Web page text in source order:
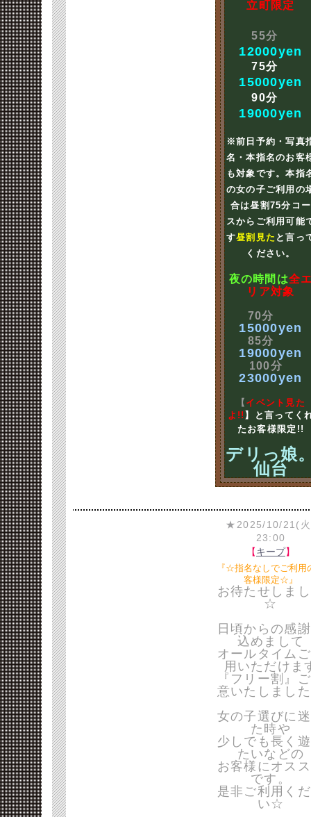
立町限定
55分
12000yen
75分
15000yen
90分
19000yen
※前日予約・写真
名・本指名のお客
も対象です。本指
の女の子ご利用の
合は昼割75分コー
スからご利用可能
す昼割見た と言っ
ください。
夜の時間は全
リア対象
70分
15000yen
85分
19000yen
100分
23000yen
【 イベント見た
よ!! 】と言ってく
たお客様限定!!
デリっ娘
仙台
★2025/10/21(
23:00
【キープ】
『☆指名なしでご利用
客様限定☆』
お待たせしま
☆
日頃からの感
込めまして
オールタイム
用いただけま
『フリー割』
意いたしまし
女の子選びに
た時や
少しでも長く
たいなどの
お客様にオス
です。
是非ご利用く
い☆